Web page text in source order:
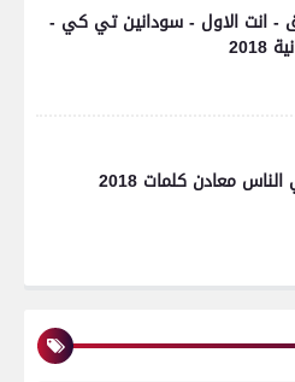
- انت الاول - سودانين تي كي -
معادن كلمات 2018